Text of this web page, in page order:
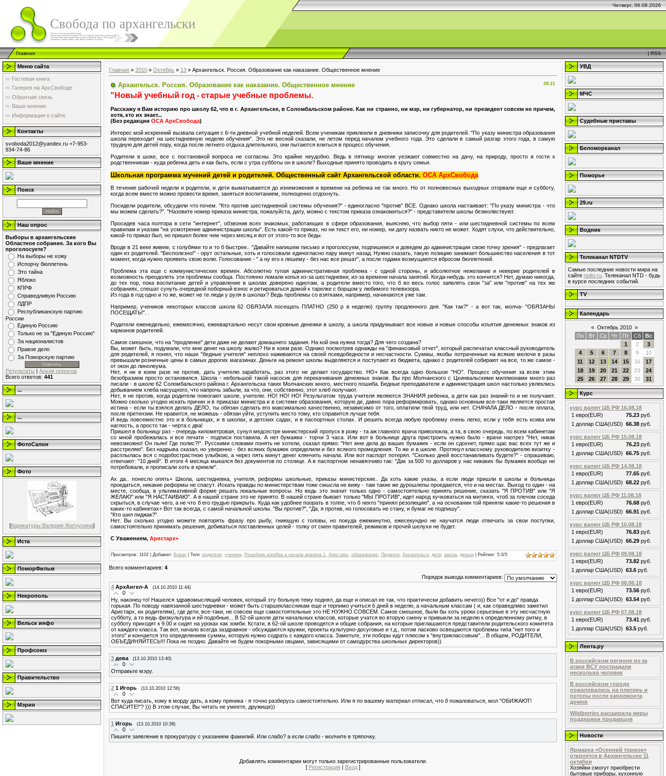
Четверг, 06.08.2026
Свобода по архангельски
Главная |RSS
Меню сайта
Гостевая книга
Галерея на АрхСвободе
Обратная связь
Ваше мнение
Информация о сайте
Контакты
svoboda2012@yandex.ru +7-953-
934-74-86
Ваше мнение
Поиск
Наш опрос
Выборы в архангельские
Областное собрание. За кого Вы
проголосуете?
На выборы не хожу
Испорчу бюллетень
Это тайна
Яблоко
КПРФ
Справедливую Россию
ЛДПР
Республиканскую партию
России
Единую Россию
Только не за "Единую Россию"
За националистов
Правое дело
За Поморскую партию
Результаты | Архив опросов
Всего ответов: 441
...
...
ФотоСалон
Фото
[Карикатуры Валерия Житнухина]
Иста
ПоморФильм
Некрополь
Вельск инфо
Профсоюз
Правительство
Мэрия
Главная » 2010 » Октябрь » 13 » Архангельск. Россия. Образование как наказание. Общественное мнение
09:21
Архангельск. Россия. Образование как наказание. Общественное мнение
"Новый учебный год - старые учебные проблемы.
Расскажу я Вам историю про школу 62, что в г. Архангельске, в Соломбальском районе. Как ни странно, ни мэр, ни губернатор, ни президент совсем не причем,
хотя, кто их знает...
(Без редакции ОСА АрхСвобода)
Интерес мой искренний вызвала ситуация с 6-ти дневной учебной неделей. Всем ученикам приклеили в дневники записочку для родителей. "По указу министра образования
школа переходит на шестидневную неделю обучения". Это не весной сказали, не летом перед началом учебного года. Это сделали в самый разгар этого года, в самую
трудную для детей пору, когда после летнего отдыха длительного, они пытаются влиться в процесс обучения.
Родители в шоке, все с постановкой вопроса не согласны. Это крайне неудобно. Ведь в пятницу многие уезжают совместно на дачу, на природу, просто в гости к
родственникам - куда ребенка деть и как быть, если с утра субботы он в школе? Выходные принято проводить в кругу семьи.
Школьная программа мучений детей и родителей. Общественный сайт Архангельской области. ОСА АрхСвобода
В течение рабочей недели и родители, и дети выматываются до изнеможения и времени на ребенка не так много. Но от полновесных выходных оторвали еще и субботу,
когда всем вместе можно провести время, заняться воспитанием, полноценно отдохнуть.
Посидели родители, обсудили что почем. "Кто против шестидневной системы обучения?" - единогласно "против" ВСЕ. Однако школа настаивает: "По указу министра - что
мы можем сделать?". "Назовите номер приказа министра, пожалуйста, дату, можно с текстом приказа ознакомиться?" - представители школы безмолвствуют.
Просидев часа полтора в сети "интернет", обзвонив всех знакомых, работающих в сфере образования, выясняю, что выбор пяти - или шестидневной системы по всем
правилам и указам "на усмотрение администрации школы". Есть какой-то приказ, но ни текст его, ни номер, ни дату назвать никто не может. Ходят слухи, что действительно,
какой-то приказ был, но пришел более чем через месяц и вот от этого-то все беды.
Вроде в 21 веке живем, с голубями то и то б быстрее.. "Давайте напишем письмо и проголосуем, подпишемся и доведем до администрации свою точку зрения" - предлагает
один из родителей. "Бесполезно!" - орут остальные, хоть и голосовали единогласно пару минут назад. Нужно сказать, такую позицию занимает большинство населения в тот
момент, когда нужно проявить свою волю. Голосование - " а ну его к лешему - без нас все решат", а после годами возмущаются вбросом бюллетеней.
Проблема эта еще с коммунистических времен. Абсолютно тупая административная проблема - с одной стороны, и абсолютное нежелание и неверие родителей в
возможность преодолеть эти проблемы сообща. Постоянно ломали копья из-за шестидневки, из-за времени начала занятий. Когда-нибудь это кончится? Нет, думаю никогда,
до тех пор, пока воспитание детей и управление в школах доверено идиотам, а родители вместо того, что б во весь голос заявлять свои "за" или "против" на тех же
собраниях, спешат сунуть очередной поборный взнос и ретироваться домой к тарелке с борщом у любимого телевизора.
Из года в год одно и то же, может не те люди у руля в школах? Ведь проблемы со взятками, например, начинаются уже там.
Например, учеников некоторых классов школа 62 ОБЯЗАЛА посещать ПЛАТНО (250 р в неделю) группу продленного дня. "Как так?" - а вот так, молча- "ОБЯЗАНЫ
ПОСЕЩАТЬ!". .
Родители еженедельно, ежемесячно, ежеквартально несут свои кровные денежки в школу, а школа придумывает все новые и новые способы изъятия денежных знаков из
карманов родителей.
Самое смешное, что на "продленке" дети даже не делают домашнего задания. На кой она нужна тогда? Для чего создана?
Вы, может быть, подумали, что мне денег на школу жалко? Ни в коем разе. Однако посмотрев однажды на "финансовый отчет", который распечатал классный руководитель
для родителей, я понял, что наши "бедные учителя" неплохо наживаются на своей псевдобедности и несчастности. Суммы, якобы потраченные на всякие мелочи в разы
превышали розничные цены в самых дорогих магазинах. Деньги на ремонт школы выделяются и поступают из бюджета, однако с родителей собирают на все, то же самое -
от окон до линолеума.
Нет, я ни в коем разе не против, дать учителю заработать, раз этого не делает государство. НО+ Как всегда одно большое "НО". Процесс обучения за всем этим
безобразием просто остановился. Школа - небольшой такой насосик для перекачивания денежных знаков. Вы про Молчанского с Цхинвальскими миллионами много раз
писали - в школе 62 Соломбальского района г. Архангельска таких Молчанских много, местного пошиба. Бедные преподаватели и администрация школ настолько увлеклись
добыванием хлеба насущного, что напрочь забыли, за что, они, собственно, этот хлеб получают.
Нет, я не против, когда родители помогают школе, учителю. НО! НО! НО! Результатом труда учителя являются ЗНАНИЯ ребенка, а дети как раз знаний-то и не получают.
Можно сколько угодно искать причин и в приказах министра и в системе образования, которую де, давно пора реформировать, однако основным все-таки является простая
истина - если ты взялся делать ДЕЛО, ты обязан сделать его максимально качественно, независимо от того, оплатили твой труд, или нет. СНАЧАЛА ДЕЛО - после оплата,
после претензии. Не нравится, не можешь - обязан уйти, уступить место тому, кто справится лучше тебя.
И ведь повсеместно это и в больницах, и в школах, и детских садах, и в паспортных столах. И решить всегда любую проблему очень легко, если у тебя есть ксива или
наглость, а просто так - черта с два!
Пришел в больницу раз - очередь километровая, сунул медсестре министерский пропуск в рожу - та аж главного врача приволокла, а та, в свою очередь, по всем кабинетам
со мной пробежалась и все печати - подписи поставила. А нет бумажки - торчи 3 часа. Или вот в больнице друга пристроить нужно было - врачи наотрез "Нет, никак
невозможно! Он пьян! Где полис?!". Русскими словами понять не хотели, сказал прямо: "Нет мне дела до ваших бумажек - если он сдохнет, прямо щас вас всех тут же и
расстреляю". Без надрыва сказал, но уверенно - без всяких бумажек определили и без всякого промедления. То же и в школе. Протянул классному руководителю визитку -
расплылась вся с подобострастною улыбкою, а через пять минут денег клянчить начала. Или вот паспорт потерял. "Сколько дней восстанавливать будете?" - спрашиваю,
отвечают: "10 дней". В итоге 4 месяца мыкался без документов по столице. А в паспортном ненавязчиво так: "Дак за 500 то долларов у нас никаких бы бумажек вообще не
потребовали, и прописали хоть в кремле".
Ах да.. понесло опять+ Школа, шестидневка, учителя, реформы школьные, приказы министерские.. Да хоть какие указы, а если люди пришли в школы и больницы
проедаться, никакие реформы не спасут. Искать правды по министерствам тоже смысла не вижу - там такие же дурошлепы проедаются, что и на местах. Выход то один - на
месте, сообща, в ультимативной форме решать локальные вопросы. Но ведь это значит только одно - самостоятельно принять решение, сказать "Я ПРОТИВ" или "Я
ЖЕЛАЮ" или "Я НАСТАИВАЮ". А в нашей стране это не принято. В нашей стране бывает только "МЫ ПРОТИВ", идет народ кучковаться на митинги, чтоб за плечом соседа
скрыться, в случае чего, а не что б его грудью прикрыть. Куда как удобнее поорать в толпе, что б некто "принял резолюцию", а на основании той приняли какие-то решения в
каких-то кабинетах+ Вот так всегда, с самой начальной школы. "Вы против?", "Да, я против, но голосовать не стану, и бумаг не подпишу".
"Кто шил пиджак?".
Нет. Вы сколько угодно можете повторять фразу про рыбу, гниющую с головы, но покуда ежеминутно, ежесекундно не научатся люди отвечать за свои поступки,
самостоятельно принимать решения, добиваться поставленных целей - толку от смен правителей, режимов и прочей шелухи не будет.
С Уважением, Аристарх+
Просмотров: 1102 | Добавил: Вован Теги: родители ученики Решебник алгебра и начала анализа 1 Аристарх образование Педагоги Архангельск дети школа деньги Рейтинг: 5.0/5
Всего комментариев: 4
Порядок вывода комментариев:
4 АрхАнгел-А (14.10.2010 11:44)
0
Ну, наконец-то! Нашелся здравомыслящий человек, который эту больную тему поднял, да еще и описал ее так, что практически добавить нечего)) Все "от и до" правда
горькая. По поводу навязанной шестидневки - может быть старшеклассникам еще и терпимо учиться 6 дней в неделю, а начальным классам ( и, как справедливо заметил
Аристарх, их родителям), где дети, все-таки, не совсем еще самостоятельные это НЕ НУЖНО СОВСЕМ. Самое смешное, были бы хоть уроки серьезные в эту несчастную
субботу, а то ведь физкультура и ей подобные... В 52-ой школе дети начальных классов, которые учатся во вторую смену и привыкли за неделю к определенному ритму, в
субботу приходят к 9.00 и сидят на уроках как зомби. Кстати, в 62-ой школе проводятся и общие собрания, на которые приглашаются представители родительского комитета
от каждого класса. Так вот, начало всегда заздравное - обсуждаются кружки, проекты культурно-досуговые и т.д., потом ласково освещаются проблемы типа "нет того и
этого" и кончается это определением суммы, которую нужно содрать с каждого класса. Заметьте, эти поборы идут плюсом к "внутриклассовым"... В общем, РОДИТЕЛИ,
ОБЪЕДИНЯЙТЕСЬ!!! Пока не поздно. Давайте не будем покорными овцами, зависящими от самодурства школьных директоров))
3 дева (13.10.2010 13:40)
0
Отправьте мэру.
2 1 Игорь (13.10.2010 12:56)
0
Вот куда писать, кому в морду дать, а кому пряника - я точно разберусь самостоятельно. Или я по вашему материал отписал, что б пожаловаться, мол "ОБИЖАЮТ!
СПАСИТЕ!"? ))) В этом случае, Вы читать не умеете, дружище))
1 Игорь (13.10.2010 10:38)
0
Пишите заявление в прокуратуру с указанием фамилий. Или слабо? а если слабо - молчите в тряпочку.
Добавлять комментарии могут только зарегистрированные пользователи.
[ Регистрация | Вход ]
УВД
МЧС
Судебные приставы
Беломорканал
Поморье
29.ru
Водник
Телеканал NTDTV
Самые последние новости мира на
сайте ntdtv.ru . Телеканал NTD - будь
в курсе последних событий.
TV
Календарь
« Октябрь 2010 »
Пн
Вт Ср Чт Пт Сб
Вс
1
2
3
4
5 6 7 8 9
10
11
12 13 14 15 16
17
18
19 20 21 22 23
24
25
26 27 28 29 30 31
Курс
курс валют ЦБ РФ 16.08.18
1 евро(EUR)
75.23 руб.
1 доллар США(USD) 66.38 руб.
курс валют ЦБ РФ 15.08.18
1 евро(EUR)
76.23 руб.
1 доллар США(USD) 66.75 руб.
курс валют ЦБ РФ 14.08.18
1 евро(EUR)
77.65 руб.
1 доллар США(USD) 68.22 руб.
курс валют ЦБ РФ 11.08.18
1 евро(EUR)
76.68 руб.
1 доллар США(USD) 66.91 руб.
курс валют ЦБ РФ 10.08.18
1 евро(EUR)
76.83 руб.
1 доллар США(USD) 66.29 руб.
курс валют ЦБ РФ 09.08.18
1 евро(EUR)
73.82 руб.
1 доллар США(USD) 63.6 руб.
курс валют ЦБ РФ 08.08.18
1 евро(EUR)
73.56 руб.
1 доллар США(USD) 63.54 руб.
курс валют ЦБ РФ 07.08.18
1 евро(EUR)
73.41 руб.
1 доллар США(USD) 63.5 руб.
Лента.ру
В российском регионе из-за
атаки ВСУ пострадали
несколько человек
В российском городе
пожаловались на плесень и
потопы после капремонта
домов
Wildberries расширила меры
поддержки продавцов
Новости
Ярмарка «Осенний торжок»
откроется в Архангельске 11
октября
Хозяйки смогут приобрести
бытовые приборы, кухонную